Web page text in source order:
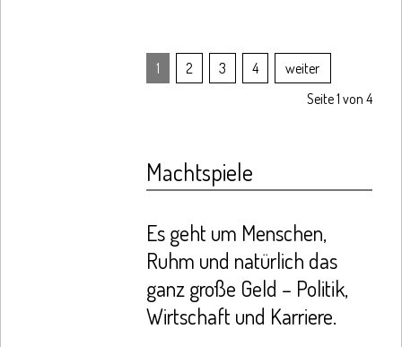
1 2 3 4
weiter
Seite 1 von 4
Machtspiele
Es geht um Menschen,
Ruhm und natürlich das
ganz große Geld – Politik,
Wirtschaft und Karriere.